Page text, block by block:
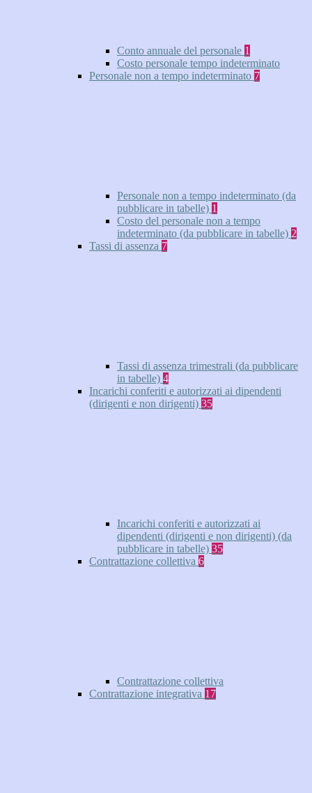
Conto annuale del personale 1
Costo personale tempo indeterminato
Personale non a tempo indeterminato 7
Personale non a tempo indeterminato (da
pubblicare in tabelle) 1
Costo del personale non a tempo
indeterminato (da pubblicare in tabelle) 2
Tassi di assenza 7
Tassi di assenza trimestrali (da pubblicare
in tabelle) 4
Incarichi conferiti e autorizzati ai dipendenti
(dirigenti e non dirigenti) 35
Incarichi conferiti e autorizzati ai
dipendenti (dirigenti e non dirigenti) (da
pubblicare in tabelle) 35
Contrattazione collettiva 6
Contrattazione collettiva
Contrattazione integrativa 17